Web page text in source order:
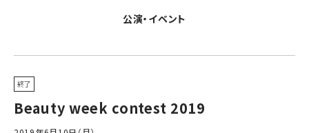
公演・イベント
終了
Beauty week contest 2019